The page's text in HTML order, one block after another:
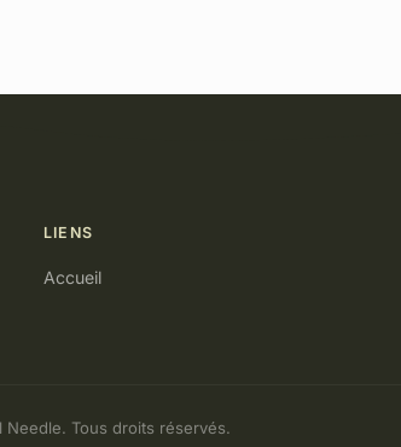
LIENS
Accueil
Tous droits réservés.